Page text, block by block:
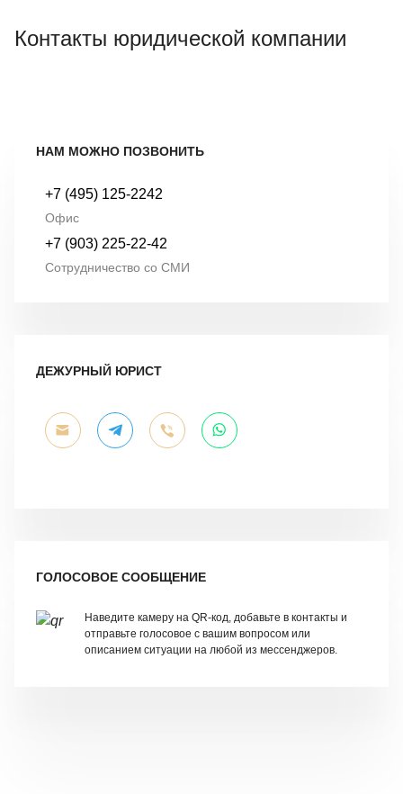
Контакты юридической компании
НАМ МОЖНО ПОЗВОНИТЬ
+7 (495) 125-2242
Офис
+7 (903) 225-22-42
Сотрудничество со СМИ
ДЕЖУРНЫЙ ЮРИСТ
ГОЛОСОВОЕ СООБЩЕНИЕ
Наведите камеру на QR-код, добавьте в контакты и
отправьте голосовое с вашим вопросом или
описанием ситуации на любой из мессенджеров.